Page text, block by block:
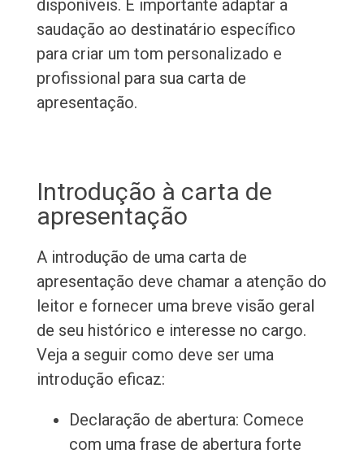
disponíveis. É importante adaptar a
saudação ao destinatário específico
para criar um tom personalizado e
profissional para sua carta de
apresentação.
Introdução à carta de
apresentação
A introdução de uma carta de
apresentação deve chamar a atenção do
leitor e fornecer uma breve visão geral
de seu histórico e interesse no cargo.
Veja a seguir como deve ser uma
introdução eficaz:
Declaração de abertura: Comece
com uma frase de abertura forte